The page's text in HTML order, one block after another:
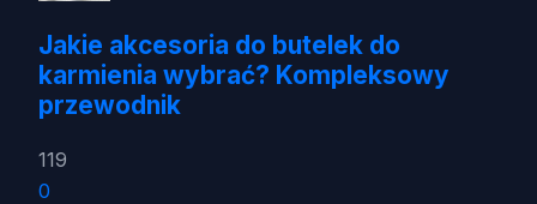
Jakie akcesoria do butelek do
karmienia wybrać? Kompleksowy
przewodnik
119
0